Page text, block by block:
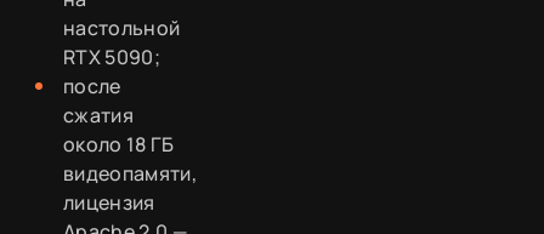
настольной
RTX 5090;
после
сжатия
около 18 ГБ
видеопамяти,
лицензия